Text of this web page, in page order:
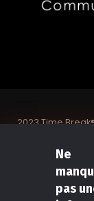
Ne
pas
2023 Time
Sponsoriser un
SASU Dedix
Bandol – Var
générales de